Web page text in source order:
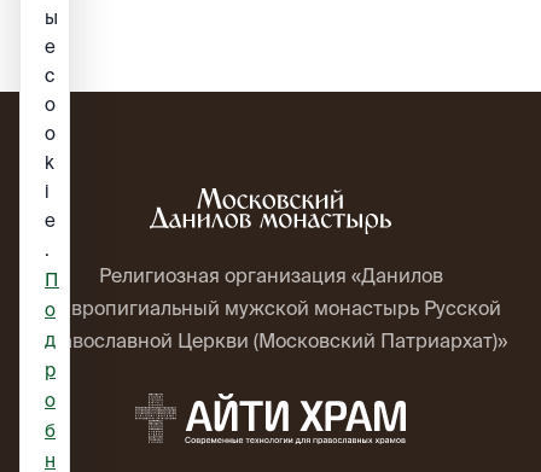
Религиозная организация «Данилов
ставропигиальный мужской монастырь Русской
Православной Церкви (Московский Патриархат)»
ы
е
c
o
o
k
i
e
.
П
о
д
р
о
б
н